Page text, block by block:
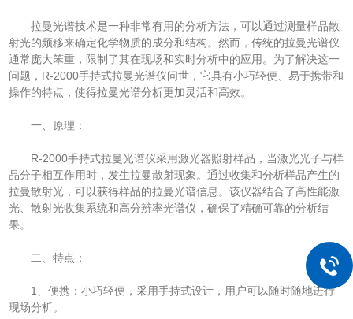
拉曼光谱技术是一种非常有用的分析方法，可以通过测量样品散
射光的频移来确定化学物质的成分和结构。然而，传统的拉曼光谱仪
通常庞大笨重，限制了其在现场和实时分析中的应用。为了解决这一
问题，R-2000手持式拉曼光谱仪问世，它具有小巧轻便、易于携带和
操作的特点，使得拉曼光谱分析更加灵活和高效。
一、原理：
R-2000手持式拉曼光谱仪采用激光器照射样品，当激光光子与样
品分子相互作用时，发生拉曼散射现象。通过收集和分析样品产生的
拉曼散射光，可以获得样品的拉曼光谱信息。该仪器结合了高性能激
光、散射光收集系统和高分辨率光谱仪，确保了精确可靠的分析结
果。
二、特点：
1、便携：小巧轻便，采用手持式设计，用户可以随时随地进行
现场分析。